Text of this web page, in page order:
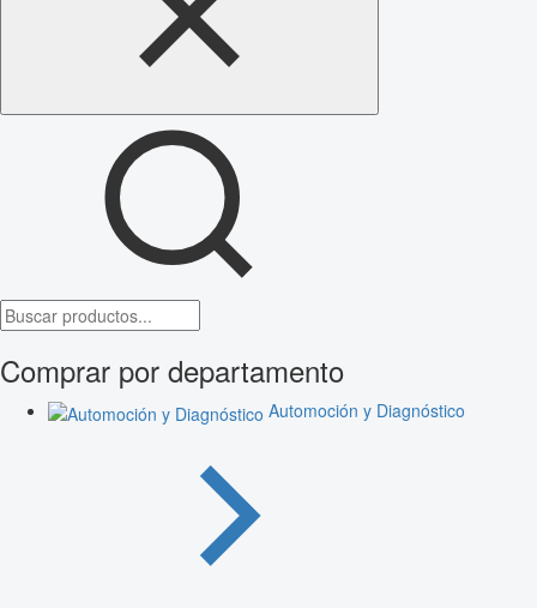
Comprar por departamento
Automoción y Diagnóstico